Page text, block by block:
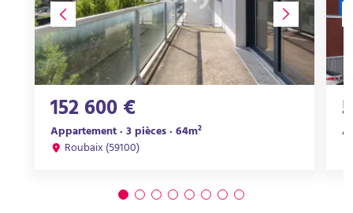
152 600 €
Appartement · 3 pièces · 64m²
Roubaix (59100)